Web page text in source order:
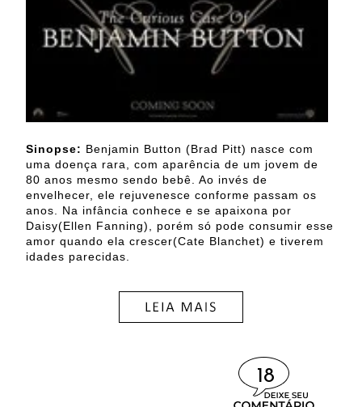
Sinopse: Benjamin Button (Brad Pitt) nasce com
uma doença rara, com aparência de um jovem de
80 anos mesmo sendo bebê. Ao invés de
envelhecer, ele rejuvenesce conforme passam os
anos. Na infância conhece e se apaixona por
Daisy(Ellen Fanning), porém só pode consumir esse
amor quando ela crescer(Cate Blanchet) e tiverem
idades parecidas.
18